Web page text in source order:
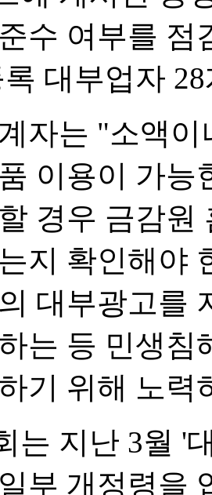
수 여부를 점
대부업자
자는 "소액
이용이 가
경우 금감원
지 확인해야
대부광고를
는 등 민생
기 위해 노력
는 지난 3월 '
부 개정령을